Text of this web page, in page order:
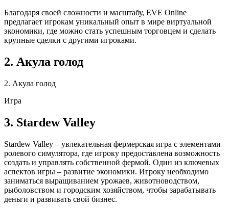
Благодаря своей сложности и масштабу, EVE Online
предлагает игрокам уникальный опыт в мире виртуальной
экономики, где можно стать успешным торговцем и сделать
крупные сделки с другими игроками.
2. Акула голод
2. Акула голод
Игра
3. Stardew Valley
Stardew Valley – увлекательная фермерская игра с элементами
ролевого симулятора, где игроку предоставлена возможность
создать и управлять собственной фермой. Один из ключевых
аспектов игры – развитие экономики. Игроку необходимо
заниматься выращиванием урожаев, животноводством,
рыболовством и городским хозяйством, чтобы зарабатывать
деньги и развивать свой бизнес.